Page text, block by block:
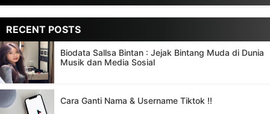
RECENT POSTS
Biodata Sallsa Bintan : Jejak Bintang Muda di Dunia
Musik dan Media Sosial
Cara Ganti Nama & Username Tiktok !!